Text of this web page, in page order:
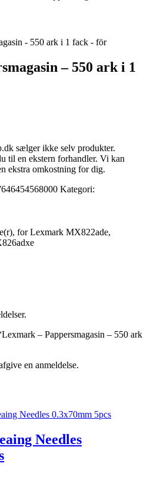
– 550 ark i 1
sælger ikke selv produkter.
til en ekstern forhandler. Vi kan
ekstra omkostning for dig.
Kategori:
for Lexmark MX822ade,
– Pappersmagasin – 550 ark
en anmeldelse.
Needles